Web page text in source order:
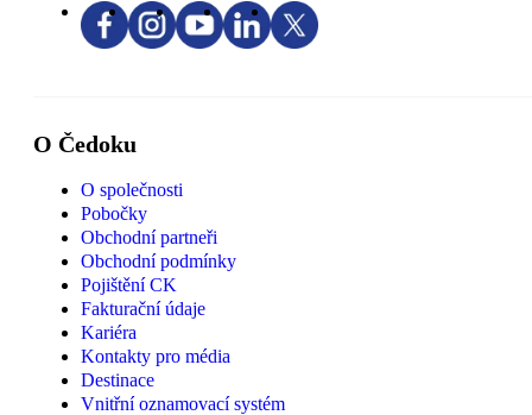
O Čedoku
O společnosti
Pobočky
Obchodní partneři
Obchodní podmínky
Pojištění CK
Fakturační údaje
Kariéra
Kontakty pro média
Destinace
Vnitřní oznamovací systém